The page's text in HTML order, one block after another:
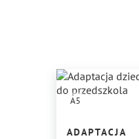
A5
ADAPTACJA